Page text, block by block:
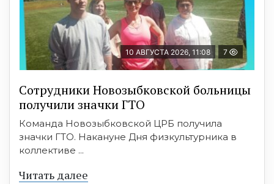
10 АВГУСТА 2026, 11:08 7
Сотрудники Новозыбковской больницы
получили значки ГТО
Команда Новозыбковской ЦРБ получила
значки ГТО. Накануне Дня физкультурника в
коллективе ...
Читать далее